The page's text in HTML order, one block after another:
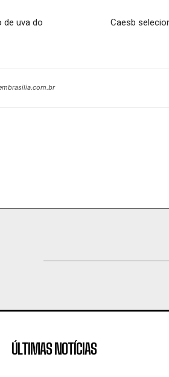
de uva do
Caesb
ÚLTIMAS NOTÍCIAS